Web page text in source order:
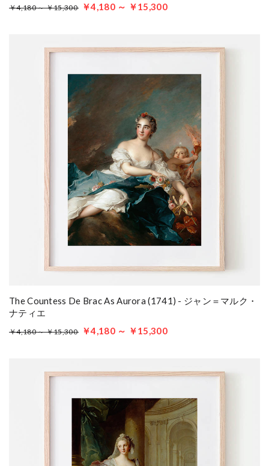
￥4,180 ～ ￥15,300 ￥4,180 ～ ￥15,300
The Countess De Brac As Aurora (1741) - ジャン＝マルク・
ナティエ
￥4,180 ～ ￥15,300 ￥4,180 ～ ￥15,300